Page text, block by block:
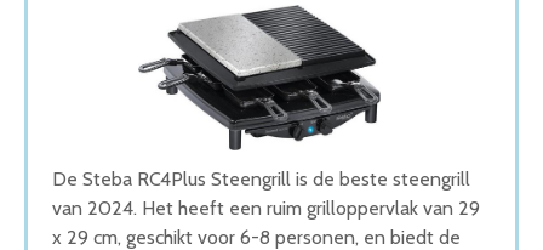
4. Bourgini Raclette Steen Grill
5. Tefal Inox & Design Steengrill
Wat is de beste Steengrill van 2026
1. Beste Steengrill van 2026
2. Goede Koop Steengrill
3. Goede Budget Steengrill
4. Goede Prijs-Kwaliteit Steengrill
5. Fijnste Steengrill van 2026
De Steba RC4Plus Steengrill is de beste steengrill
van 2024. Het heeft een ruim grilloppervlak van 29
x 29 cm, geschikt voor 6-8 personen, en biedt de